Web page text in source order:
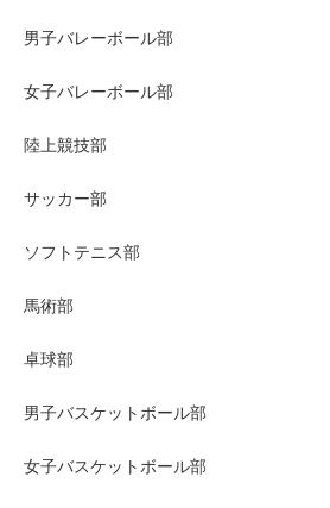
男子バレーボール部
女子バレーボール部
陸上競技部
サッカー部
ソフトテニス部
馬術部
卓球部
男子バスケットボール部
女子バスケットボール部